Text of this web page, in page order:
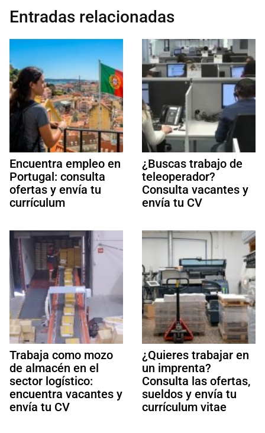
Entradas relacionadas
Encuentra empleo en
Portugal: consulta
ofertas y envía tu
currículum
¿Buscas trabajo de
teleoperador?
Consulta vacantes y
envía tu CV
Trabaja como mozo
de almacén en el
sector logístico:
encuentra vacantes y
envía tu CV
¿Quieres trabajar en
un imprenta?
Consulta las ofertas,
sueldos y envía tu
currículum vitae